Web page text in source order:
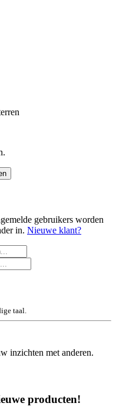
gebruikers worden
in. Nieuwe klant?
taal.
inzichten met anderen.
producten!